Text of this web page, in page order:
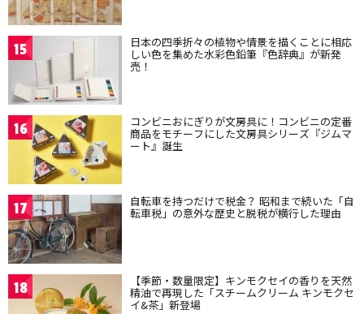
15 日本の四季折々の植物や情景を描くことに相応
しい色を集めた水彩色鉛筆『色辞典』が新発
売！
16 コンビニおにぎりが文房具に！コンビニの定番
商品をモチーフにした文房具シリーズ『ジムマ
ート』誕生
17 自転車を持つだけで税金？ 昭和まで続いた「自
転車税」の意外な歴史と脱税が横行した理由
18 【季節・数量限定】キンモクセイの香りを天然
精油で再現した「スチームクリーム キンモクセ
イ&茶」新登場